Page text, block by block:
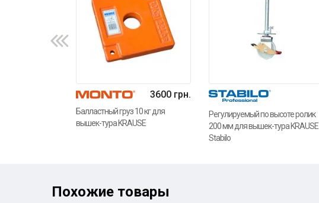
3600 грн.
Балластный груз 10 кг для
вышек-тура KRAUSE
Регулируемый по высоте ролик
200 мм для вышек-тура KRAUSE
Stabilo
Похожие товары